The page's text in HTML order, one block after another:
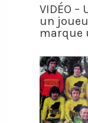
VIDÉO
un
marque